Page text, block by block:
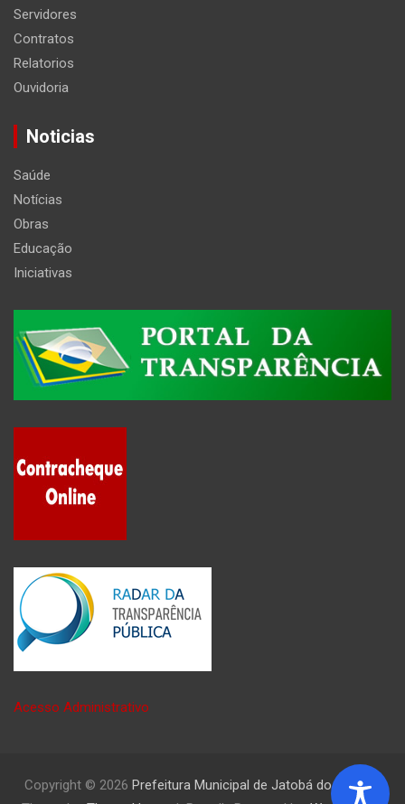
Servidores
Contratos
Relatorios
Ouvidoria
Noticias
Saúde
Notícias
Obras
Educação
Iniciativas
Acesso Administrativo
Copyright © 2026 Prefeitura Municipal de Jatobá do Piauí